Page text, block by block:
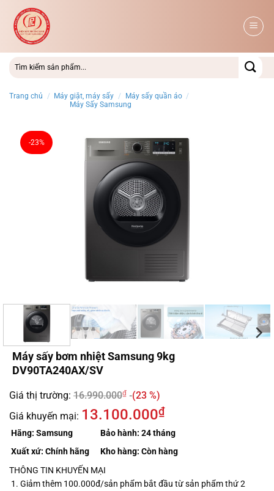
qua
dung
Trang chủ / Máy giặt, máy sấy / Máy sấy quần áo /
Máy Sấy Samsung
-23%
Máy sấy bơm nhiệt Samsung 9kg
DV90TA240AX/SV
Giá thị trường: 16.990.000₫
(23 %)
Giá khuyến mại: 13.100.000₫
Hãng: Samsung
Xuất xứ: Chính hãng
Bảo hành: 24 tháng
Kho hàng: Còn hàng
THÔNG TIN KHUYẾN MẠI
Giảm thêm 100.000đ/sản phẩm bắt đầu từ sản phẩm thứ 2